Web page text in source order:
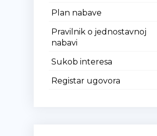
Plan nabave
Pravilnik o jednostavnoj
nabavi
Sukob interesa
Registar ugovora